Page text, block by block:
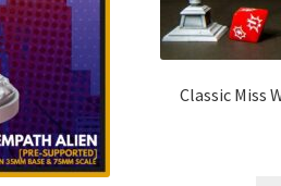
Classic Miss